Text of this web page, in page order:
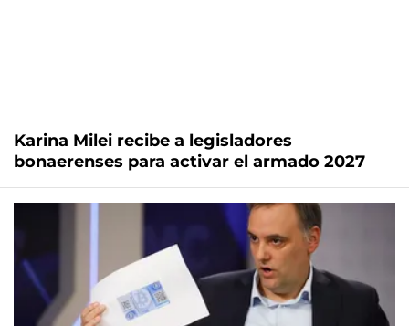
Karina Milei recibe a legisladores
bonaerenses para activar el armado 2027